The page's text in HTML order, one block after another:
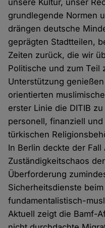
unsere Kultur, unser
grundlegende Normen
drängen deutsche
geprägten Stadtteilen,
Zeiten zurück, die wir
Politische und zum Teil
Unterstützung
orientierten
erster Linie die DITIB
personell, finanziell
türkischen
In Berlin deckte der
Zuständigkeitschaos
Überforderung
Sicherheitsdienste
fundamentalistisch-
Aktuell zeigt die Bamf-